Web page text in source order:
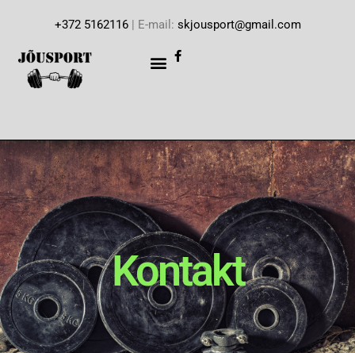
+372 5162116| E-mail: skjousport@gmail.com
Kontakt